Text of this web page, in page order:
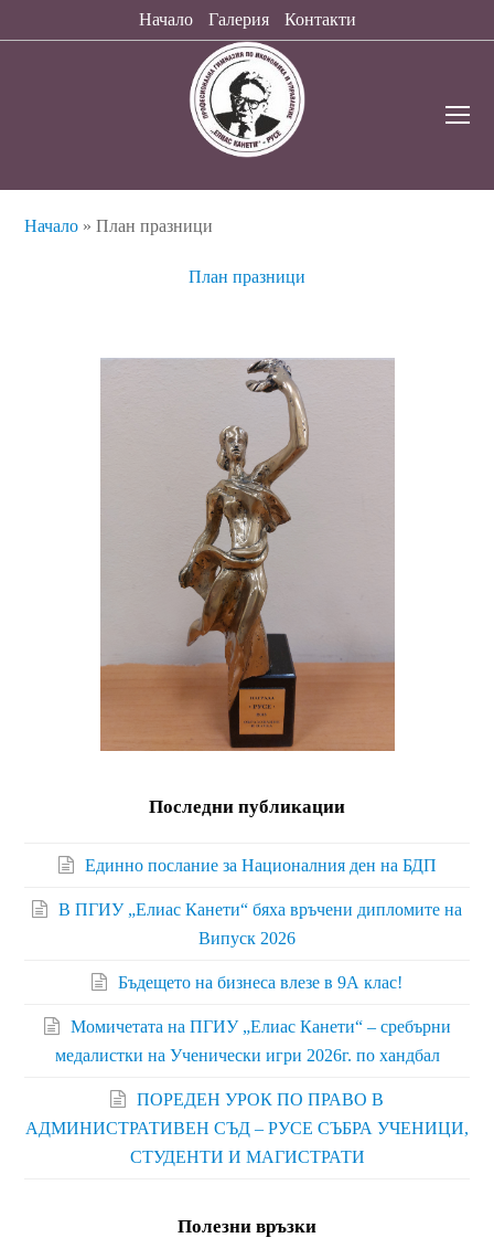
Начало Галерия Контакти
Начало »План празници
План празници
Последни публикации
Единно послание за Националния ден на БДП
В ПГИУ „Елиас Канети“ бяха връчени дипломите на
Випуск 2026
Бъдещето на бизнеса влезе в 9А клас!
Момичетата на ПГИУ „Елиас Канети“ – сребърни
медалистки на Ученически игри 2026г. по хандбал
ПОРЕДЕН УРОК ПО ПРАВО В
АДМИНИСТРАТИВЕН СЪД – РУСЕ СЪБРА УЧЕНИЦИ,
СТУДЕНТИ И МАГИСТРАТИ
Полезни връзки